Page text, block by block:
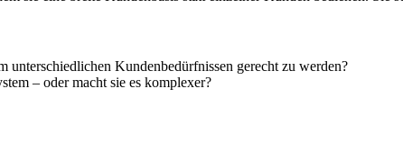
unterschiedlichen Kundenbedürfnissen gerecht zu werden?
– oder macht sie es komplexer?